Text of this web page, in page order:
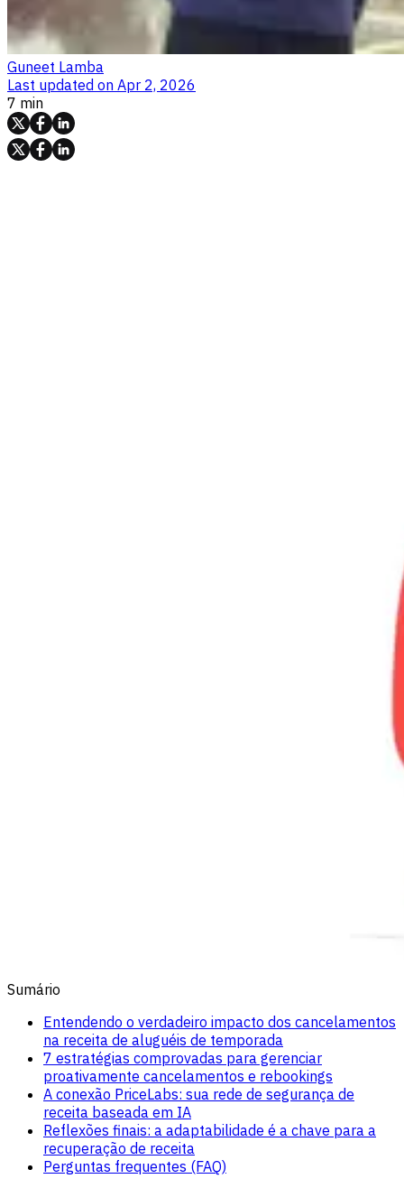
Guneet Lamba
Last updated on Apr 2, 2026
7 min
Sumário
Entendendo o verdadeiro impacto dos cancelamentos
na receita de aluguéis de temporada
7 estratégias comprovadas para gerenciar
proativamente cancelamentos e rebookings
A conexão PriceLabs: sua rede de segurança de
receita baseada em IA
Reflexões finais: a adaptabilidade é a chave para a
recuperação de receita
Perguntas frequentes (FAQ)